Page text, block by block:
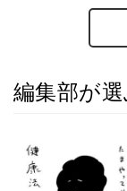
編集部が